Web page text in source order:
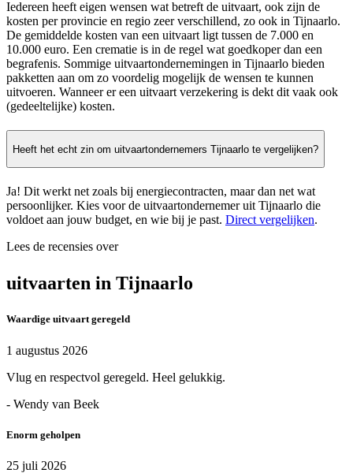
Iedereen heeft eigen wensen wat betreft de uitvaart, ook zijn de
kosten per provincie en regio zeer verschillend, zo ook in Tijnaarlo.
De gemiddelde kosten van een uitvaart ligt tussen de 7.000 en
10.000 euro. Een crematie is in de regel wat goedkoper dan een
begrafenis. Sommige uitvaartondernemingen in Tijnaarlo bieden
pakketten aan om zo voordelig mogelijk de wensen te kunnen
uitvoeren. Wanneer er een uitvaart verzekering is dekt dit vaak ook
(gedeeltelijke) kosten.
Heeft het echt zin om uitvaartondernemers Tijnaarlo te vergelijken?
Ja! Dit werkt net zoals bij energiecontracten, maar dan net wat
persoonlijker. Kies voor de uitvaartondernemer uit Tijnaarlo die
voldoet aan jouw budget, en wie bij je past. Direct vergelijken.
Lees de recensies over
uitvaarten in Tijnaarlo
Waardige uitvaart geregeld
1 augustus 2026
Vlug en respectvol geregeld. Heel gelukkig.
- Wendy van Beek
Enorm geholpen
25 juli 2026